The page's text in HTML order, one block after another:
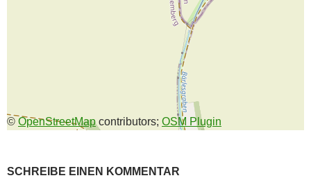
© OpenStreetMapcontributors; OSM Plugin
SCHREIBE EINEN KOMMENTAR